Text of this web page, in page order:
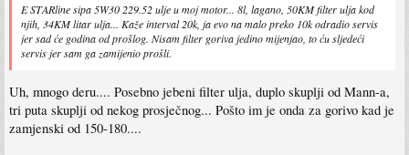
E STARline sipa 5W30 229.52 ulje u moj motor... 8l, lagano, 50KM filter ulja kod
njih, 34KM litar ulja... Kaže interval 20k, ja evo na malo preko 10k odradio servis
jer sad će godina od prošlog. Nisam filter goriva jedino mijenjao, to ću sljedeći
servis jer sam ga zamijenio prošli.
Uh, mnogo deru.... Posebno jebeni filter ulja, duplo skuplji od Mann-a,
tri puta skuplji od nekog prosječnog... Pošto im je onda za gorivo kad je
zamjenski od 150-180....